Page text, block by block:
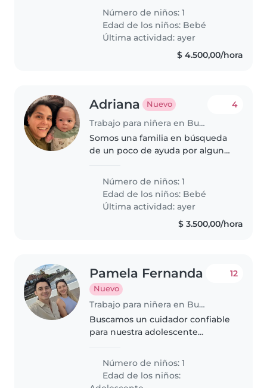
responsable, cariñosa y con
experiencia en el cuidado de
bebés. Busco una persona
paciente, atenta..
Número de niños: 1
Edad de los niños: Bebé
Última actividad: ayer
$ 4.500,00/hora
Adriana Nuevo
Trabajo para niñera en Buenos Aires
4
Somos una familia en búsqueda
de un poco de ayuda por algunas
Número de niños: 1
Edad de los niños: Bebé
Última actividad: ayer
$ 3.500,00/hora
Pamela Fernanda
Nuevo
Trabajo para niñera en Buenos Aires
12
Buscamos un cuidador confiable
para nuestra adolescente
Necesitamos alguien que nos
pueda ayudar acompañándola a
sus actividades extracurriculares
Número de niños: 1
Edad de los niños: